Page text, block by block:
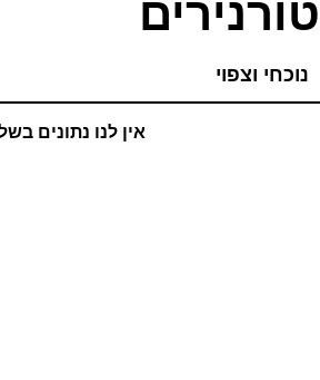
טורנירים
נוכחי וצפוי
אין לנו נתונים